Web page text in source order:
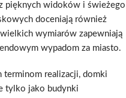
pięknych widoków i świeżego
doceniają również
wymiarów zapewniają
wypadom za miasto.
realizacji, domki
tylko jako budynki